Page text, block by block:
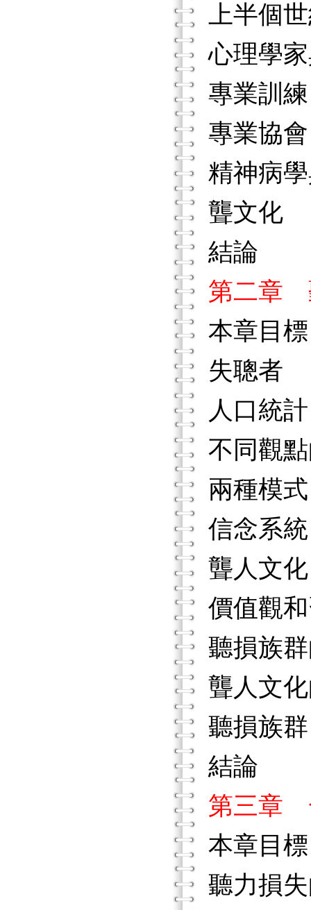
上半個
心理學
專業訓練
專業協會
精神病
聾文化
結論
第二章
本章目標
失聰者
人口統計
不同觀
兩種模式
信念系統
聾人文
價值觀
聽損族
聾人文
聽損族群
結論
第三章
本章目標
聽力損